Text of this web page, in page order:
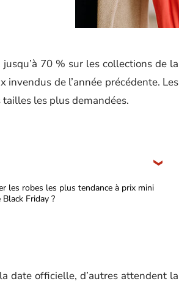
70 % sur les collections de la
de l’année précédente. Les
les plus demandées.
les robes les plus tendance à prix mini
Friday ?
date officielle, d’autres attendent la